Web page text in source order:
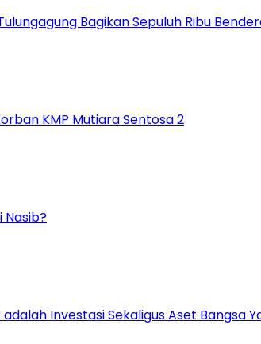
Bagikan Sepuluh Ribu
KMP Mutiara Sentosa 2
Investasi Sekaligus Aset Bangsa